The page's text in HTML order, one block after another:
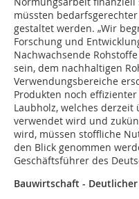
müssten
gestaltet werden. „Wir
Forschung und
Nachwachsende
sein, dem nachhaltigen
Verwendungsbereiche
Produkten noch
Laubholz, welches
verwendet wird und
wird, müssen stoffliche
den Blick genommen
Geschäftsführer des
Bauwirtschaft -